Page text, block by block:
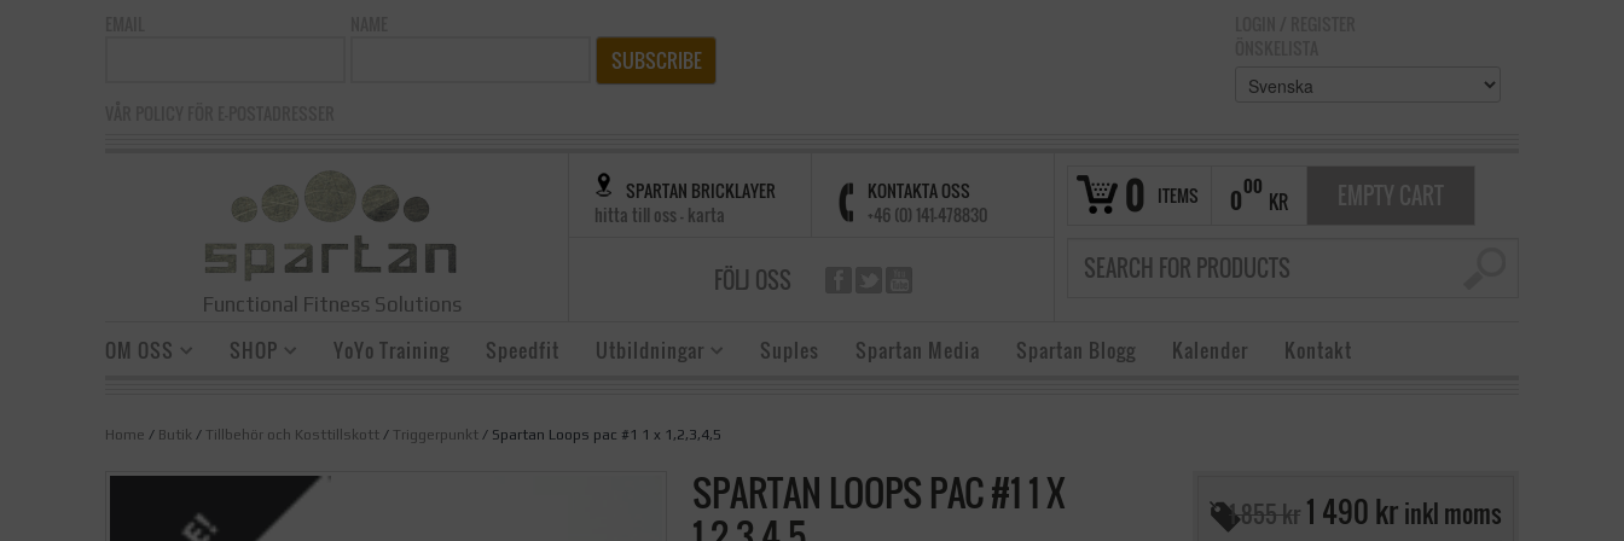
SUBSCRIBE
Functional Fitness Solutions
0 ITEMS 000
KR EMPTY CART
SPARTAN BRICKLAYER
hitta till oss - karta
KONTAKTA OSS
+46 (0) 141-478830
FÖLJ OSS
OM OSS SHOP YoYo Training Speedfit Utbildningar Suples Spartan Media Spartan Blogg Kalender Kontakt
Home / Butik / Tillbehör och Kosttillskott / Triggerpunkt / Spartan Loops pac #1 1 x 1,2,3,4,5
SPARTAN LOOPS PAC #1 1 X
1 855 kr 1 490 kr inkl moms